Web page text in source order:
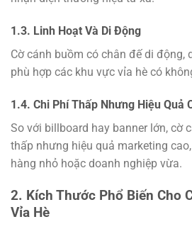
1.3. Linh Hoạt Và Di Động
Cờ cánh buồm có chân đế di động,
phù hợp các khu vực vỉa hè có
1.4. Chi Phí Thấp Nhưng Hiệu Quả
So với billboard hay banner lớn, cờ
thấp nhưng hiệu quả marketing
hàng nhỏ hoặc doanh nghiệp vừa.
2. Kích Thước Phổ Biến Cho
Vỉa Hè